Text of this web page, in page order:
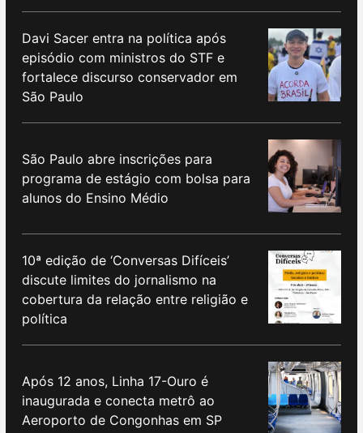
Davi Sacer entra na política após
episódio com ministros do STF e
fortalece discurso conservador em
São Paulo
São Paulo abre inscrições para
programa de estágio com bolsa para
alunos do Ensino Médio
10ª edição de ‘Conversas Difíceis’
discute limites do jornalismo na
cobertura da relação entre religião e
política
Após 12 anos, Linha 17-Ouro é
inaugurada e conecta metrô ao
Aeroporto de Congonhas em SP